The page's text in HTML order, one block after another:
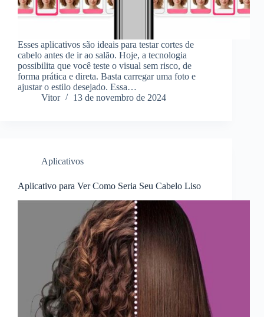
Esses aplicativos são ideais para testar cortes de
cabelo antes de ir ao salão. Hoje, a tecnologia
possibilita que você teste o visual sem risco, de
forma prática e direta. Basta carregar uma foto e
ajustar o estilo desejado. Essa…
Vitor
13 de novembro de 2024
Aplicativos
Aplicativo para Ver Como Seria Seu Cabelo Liso